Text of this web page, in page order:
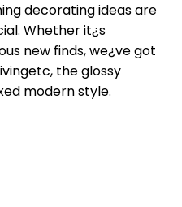
decorating ideas are
Whether it¿s
new finds, we¿ve got
the glossy
modern style.